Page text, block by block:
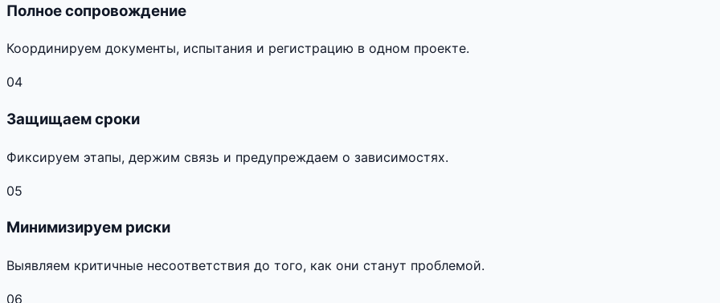
Полное сопровождение
Координируем документы, испытания и регистрацию в одном проекте.
04
Защищаем сроки
Фиксируем этапы, держим связь и предупреждаем о зависимостях.
05
Минимизируем риски
Выявляем критичные несоответствия до того, как они станут проблемой.
06